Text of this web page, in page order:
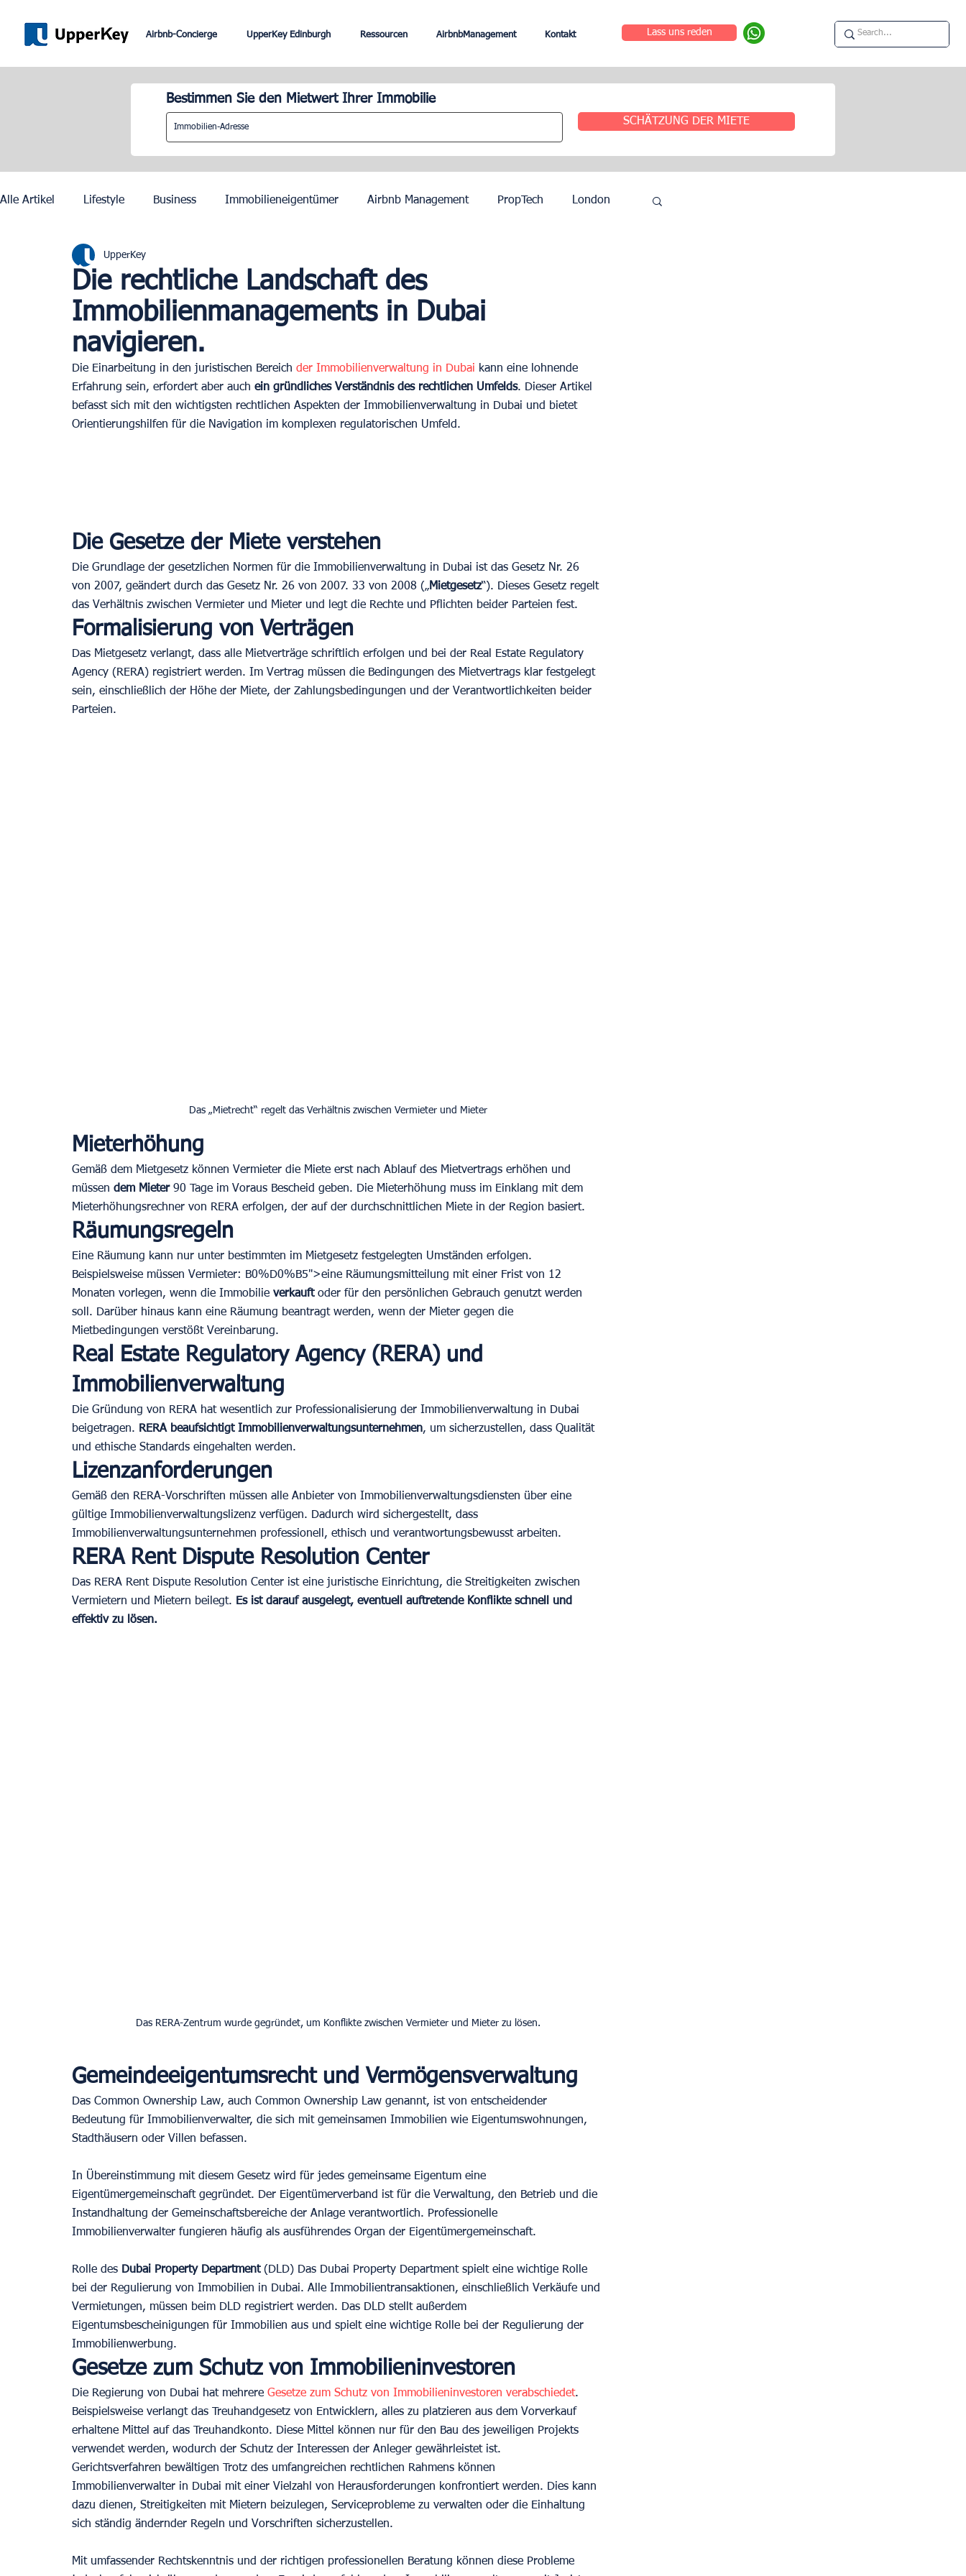
Airbnb-Concierge UpperKey Edinburgh Ressourcen AirbnbManagement Kontakt Lass uns reden
Bestimmen Sie den Mietwert Ihrer Immobilie
SCHÄTZUNG DER MIETE
Alle Artikel Lifestyle Business Immobilieneigentümer Airbnb Management PropTech London
Rom Dubai
Olympische Spiele 2024 in Paris Zurich Geneva
Die rechtliche Landschaft des
Immobilienmanagements in Dubai
navigieren.
UpperKey
Die Einarbeitung in den juristischen Bereich der Immobilienverwaltung in Dubai kann eine lohnende
Erfahrung sein, erfordert aber auch ein gründliches Verständnis des rechtlichen Umfelds. Dieser Artikel
befasst sich mit den wichtigsten rechtlichen Aspekten der Immobilienverwaltung in Dubai und bietet
Orientierungshilfen für die Navigation im komplexen regulatorischen Umfeld.
Die Gesetze der Miete verstehen
Die Grundlage der gesetzlichen Normen für die Immobilienverwaltung in Dubai ist das Gesetz Nr. 26
von 2007, geändert durch das Gesetz Nr. 26 von 2007. 33 von 2008 („Mietgesetz“). Dieses Gesetz regelt
das Verhältnis zwischen Vermieter und Mieter und legt die Rechte und Pflichten beider Parteien fest.
Formalisierung von Verträgen
Das Mietgesetz verlangt, dass alle Mietverträge schriftlich erfolgen und bei der Real Estate Regulatory
Agency (RERA) registriert werden. Im Vertrag müssen die Bedingungen des Mietvertrags klar festgelegt
sein, einschließlich der Höhe der Miete, der Zahlungsbedingungen und der Verantwortlichkeiten beider
Parteien.
Das „Mietrecht“ regelt das Verhältnis zwischen Vermieter und Mieter
Mieterhöhung
Gemäß dem Mietgesetz können Vermieter die Miete erst nach Ablauf des Mietvertrags erhöhen und
müssen dem Mieter 90 Tage im Voraus Bescheid geben. Die Mieterhöhung muss im Einklang mit dem
Mieterhöhungsrechner von RERA erfolgen, der auf der durchschnittlichen Miete in der Region basiert.
Räumungsregeln
Eine Räumung kann nur unter bestimmten im Mietgesetz festgelegten Umständen erfolgen.
Beispielsweise müssen Vermieter: B0%D0%B5">eine Räumungsmitteilung mit einer Frist von 12
Monaten vorlegen, wenn die Immobilie verkauft oder für den persönlichen Gebrauch genutzt werden
soll. Darüber hinaus kann eine Räumung beantragt werden, wenn der Mieter gegen die
Mietbedingungen verstößt Vereinbarung.
Real Estate Regulatory Agency (RERA) und
Immobilienverwaltung
Die Gründung von RERA hat wesentlich zur Professionalisierung der Immobilienverwaltung in Dubai
beigetragen. RERA beaufsichtigt Immobilienverwaltungsunternehmen, um sicherzustellen, dass Qualität
und ethische Standards eingehalten werden.
Lizenzanforderungen
Gemäß den RERA-Vorschriften müssen alle Anbieter von Immobilienverwaltungsdiensten über eine
gültige Immobilienverwaltungslizenz verfügen. Dadurch wird sichergestellt, dass
Immobilienverwaltungsunternehmen professionell, ethisch und verantwortungsbewusst arbeiten.
RERA Rent Dispute Resolution Center
Das RERA Rent Dispute Resolution Center ist eine juristische Einrichtung, die Streitigkeiten zwischen
Vermietern und Mietern beilegt. Es ist darauf ausgelegt, eventuell auftretende Konflikte schnell und
effektiv zu lösen.
Das RERA-Zentrum wurde gegründet, um Konflikte zwischen Vermieter und Mieter zu lösen.
Gemeindeeigentumsrecht und Vermögensverwaltung
Das Common Ownership Law, auch Common Ownership Law genannt, ist von entscheidender
Bedeutung für Immobilienverwalter, die sich mit gemeinsamen Immobilien wie Eigentumswohnungen,
Stadthäusern oder Villen befassen.
In Übereinstimmung mit diesem Gesetz wird für jedes gemeinsame Eigentum eine
Eigentümergemeinschaft gegründet. Der Eigentümerverband ist für die Verwaltung, den Betrieb und die
Instandhaltung der Gemeinschaftsbereiche der Anlage verantwortlich. Professionelle
Immobilienverwalter fungieren häufig als ausführendes Organ der Eigentümergemeinschaft.
Rolle des Dubai Property Department (DLD) Das Dubai Property Department spielt eine wichtige Rolle
bei der Regulierung von Immobilien in Dubai. Alle Immobilientransaktionen, einschließlich Verkäufe und
Vermietungen, müssen beim DLD registriert werden. Das DLD stellt außerdem
Eigentumsbescheinigungen für Immobilien aus und spielt eine wichtige Rolle bei der Regulierung der
Immobilienwerbung.
Gesetze zum Schutz von Immobilieninvestoren
Die Regierung von Dubai hat mehrere Gesetze zum Schutz von Immobilieninvestoren verabschiedet.
Beispielsweise verlangt das Treuhandgesetz von Entwicklern, alles zu platzieren aus dem Vorverkauf
erhaltene Mittel auf das Treuhandkonto. Diese Mittel können nur für den Bau des jeweiligen Projekts
verwendet werden, wodurch der Schutz der Interessen der Anleger gewährleistet ist.
Gerichtsverfahren bewältigen Trotz des umfangreichen rechtlichen Rahmens können
Immobilienverwalter in Dubai mit einer Vielzahl von Herausforderungen konfrontiert werden. Dies kann
dazu dienen, Streitigkeiten mit Mietern beizulegen, Serviceprobleme zu verwalten oder die Einhaltung
sich ständig ändernder Regeln und Vorschriften sicherzustellen.
Mit umfassender Rechtskenntnis und der richtigen professionellen Beratung können diese Probleme